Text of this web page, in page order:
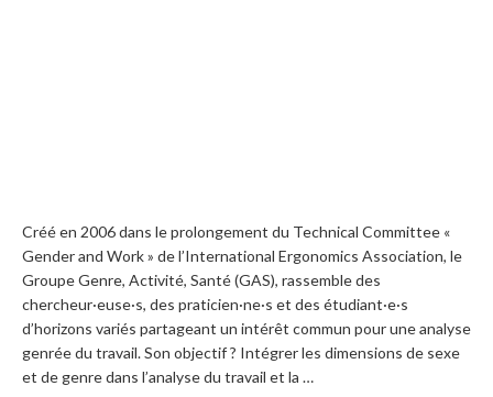
Créé en 2006 dans le prolongement du Technical Committee «
Gender and Work » de l’International Ergonomics Association, le
Groupe Genre, Activité, Santé (GAS), rassemble des
chercheur·euse·s, des praticien·ne·s et des étudiant·e·s
d’horizons variés partageant un intérêt commun pour une analyse
genrée du travail. Son objectif ? Intégrer les dimensions de sexe
et de genre dans l’analyse du travail et la …